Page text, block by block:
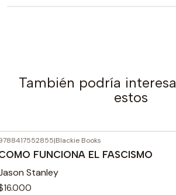
También podría
estos
Agotado |Blackie Books
FUNCIONA EL FASCISMO
Stanley